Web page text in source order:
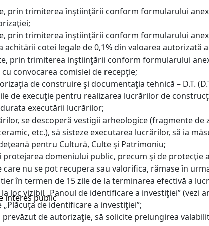
interes public
prin trimiterea înştiinţării conform formularului
prin trimiterea înştiinţării conform formularului
cotei legale de 0,1% din valoarea
prin trimiterea inştiinţării conform formularului
convocarea comisiei de recepţie;
de construire şi documentaţia tehnică – D.T.
de execuţie pentru realizarea lucrărilor de
executării lucrărilor;
se descoperă vestigii arheologice (fragmente
etc.), să sisteze executarea lucrărilor, să ia
pentru Cultură, Culte şi Patrimoniu;
domeniului public, precum şi de
nu se pot recupera sau valorifica, rămase în
în termen de 15 zile de la terminarea efectivă a
loc vizibil „Panoul de identificare a investiţiei” (vezi
de identificare a investiţiei”;
de autorizaţie, să solicite prelungirea